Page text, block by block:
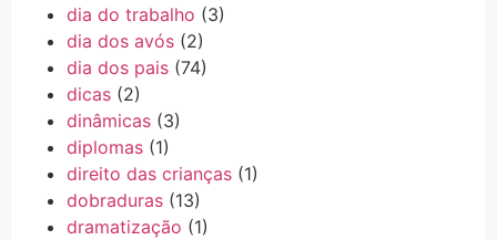
dia do trabalho (3)
dia dos avós (2)
dia dos pais (74)
dicas (2)
dinâmicas (3)
diplomas (1)
direito das crianças (1)
dobraduras (13)
dramatização (1)